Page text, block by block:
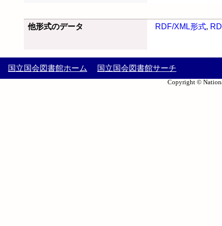
他形式のデータ RDF/XML形式,
国立国会図書館ホーム 国立国会図書館サーチ
Copyright ©